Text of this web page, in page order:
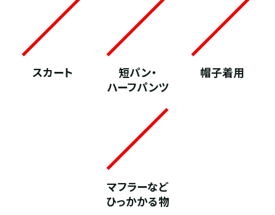
スカート
短パン・
ハーフパンツ
帽子着用
マフラーなど
ひっかかる物